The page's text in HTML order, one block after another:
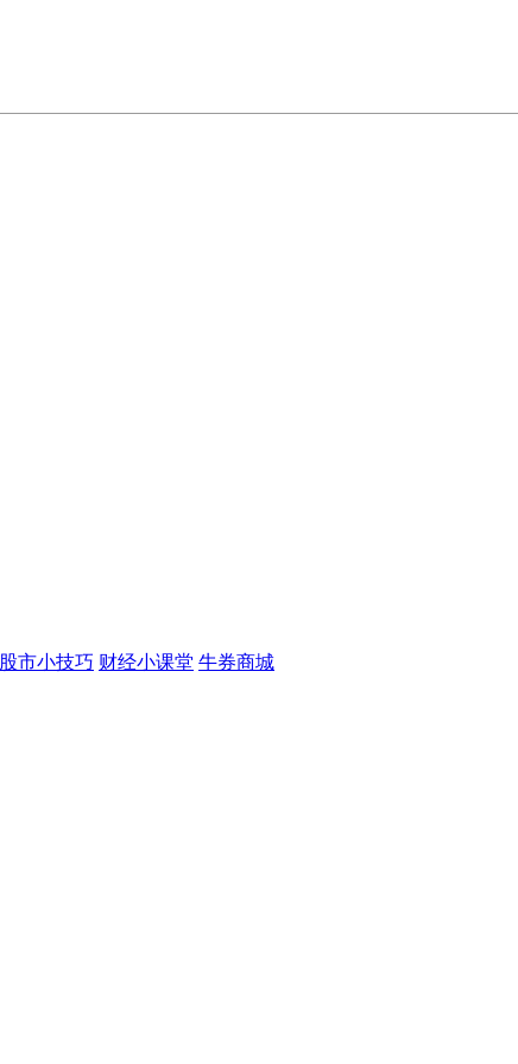
股市小技巧 财经小课堂 牛券商城